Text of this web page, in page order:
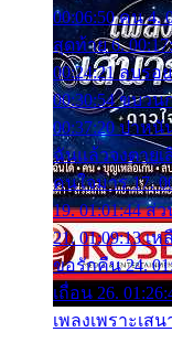
00:06:50 คน 4.
สุดท้าย 6.
00:24:21 ลบรอ
00:30:54 ขบวน
00:37:20 ปาหนั
ฉันแล้วจงตายเ
คนใจมาร 17.
19. 01:01:44 ส่
21. 01:09:13 เห
ขอรักคืน 24.
เถื่อน 26.
เพลงเพราะเส